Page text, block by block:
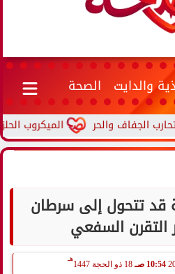
والدايت الصحة
الميكروب
قد تتحول إلى سرطان
التقرن السفعي
10:54 صـ 18 ذو الحجة 1447
هـ